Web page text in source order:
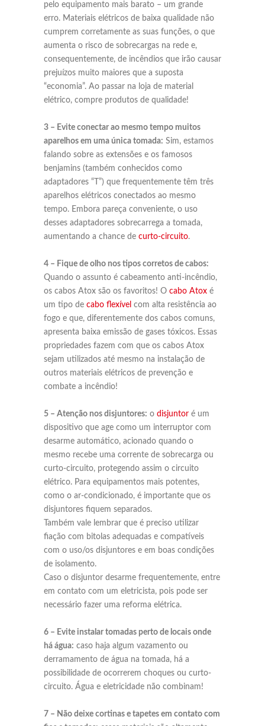
pelo equipamento mais barato – um grande
erro. Materiais elétricos de baixa qualidade não
cumprem corretamente as suas funções, o que
aumenta o risco de sobrecargas na rede e,
consequentemente, de incêndios que irão causar
prejuízos muito maiores que a suposta
“economia”. Ao passar na loja de material
elétrico, compre produtos de qualidade!
3 – Evite conectar ao mesmo tempo muitos
aparelhos em uma única tomada: Sim, estamos
falando sobre as extensões e os famosos
benjamins (também conhecidos como
adaptadores “T”) que frequentemente têm três
aparelhos elétricos conectados ao mesmo
tempo. Embora pareça conveniente, o uso
desses adaptadores sobrecarrega a tomada,
aumentando a chance de curto-circuito.
4 – Fique de olho nos tipos corretos de cabos:
Quando o assunto é cabeamento anti-incêndio,
os cabos Atox são os favoritos! O cabo Atox é
um tipo de cabo flexível com alta resistência ao
fogo e que, diferentemente dos cabos comuns,
apresenta baixa emissão de gases tóxicos. Essas
propriedades fazem com que os cabos Atox
sejam utilizados até mesmo na instalação de
outros materiais elétricos de prevenção e
combate a incêndio!
5 – Atenção nos disjuntores: o disjuntor é um
dispositivo que age como um interruptor com
desarme automático, acionado quando o
mesmo recebe uma corrente de sobrecarga ou
curto-circuito, protegendo assim o circuito
elétrico. Para equipamentos mais potentes,
como o ar-condicionado, é importante que os
disjuntores fiquem separados.
Também vale lembrar que é preciso utilizar
fiação com bitolas adequadas e compatíveis
com o uso/os disjuntores e em boas condições
de isolamento.
Caso o disjuntor desarme frequentemente, entre
em contato com um eletricista, pois pode ser
necessário fazer uma reforma elétrica.
6 – Evite instalar tomadas perto de locais onde
há água: caso haja algum vazamento ou
derramamento de água na tomada, há a
possibilidade de ocorrerem choques ou curto-
circuito. Água e eletricidade não combinam!
7 – Não deixe cortinas e tapetes em contato com